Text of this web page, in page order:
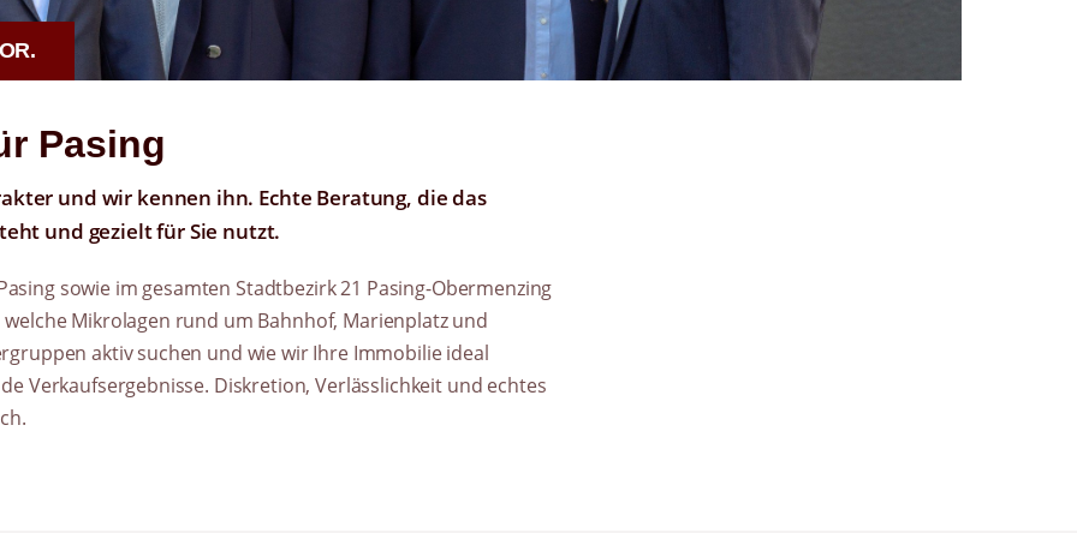
Pasing
und wir kennen ihn. Echte Beratung, die das
und gezielt für Sie nutzt.
sowie im gesamten Stadtbezirk 21 Pasing-Obermenzing
Mikrolagen rund um Bahnhof, Marienplatz und
aktiv suchen und wie wir Ihre Immobilie ideal
Verkaufsergebnisse. Diskretion, Verlässlichkeit und echtes